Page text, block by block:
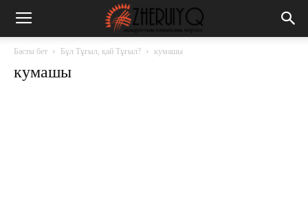
Басты бет Бұл Тұғыл, қай Тұғыл? кумашы
кумашы